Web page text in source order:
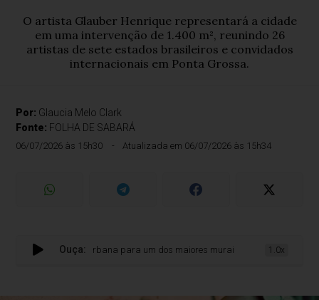
O artista Glauber Henrique representará a cidade
em uma intervenção de 1.400 m², reunindo 26
artistas de sete estados brasileiros e convidados
internacionais em Ponta Grossa.
Por: Glaucia Melo Clark
Fonte: FOLHA DE SABARÁ
06/07/2026 às 15h30 Atualizada em 06/07/2026 às 15h34
Ouça:
leva sua arte urbana para um dos maiores murais coletivos do Paraná
1.0x